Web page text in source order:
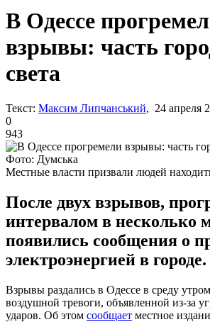
В Одессе
взрывы: часть
света
Текст: Максим Липчанський, 24 апреля
0
943
Фото: Думська
Местные власти призвали людей
После двух взрывов,
интервалом в несколько
появились сообщения о
электроэнергией в городе.
Взрывы раздались в Одессе в среду
воздушной тревоги, объявленной из-за
ударов. Об этом сообщает местное